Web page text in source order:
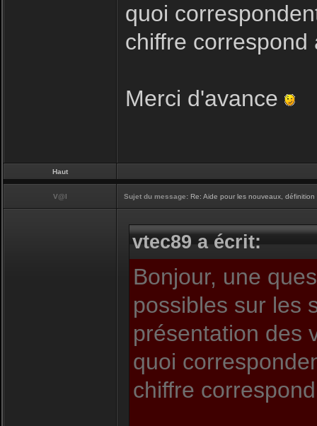
quoi
chiffre
Merci d'avance
Haut
V@l Sujet du message: Re: Aide pour les nouveaux,
vtec89 a écrit:
Bonjour, une
possibles sur les
présentation des
quoi
chiffre